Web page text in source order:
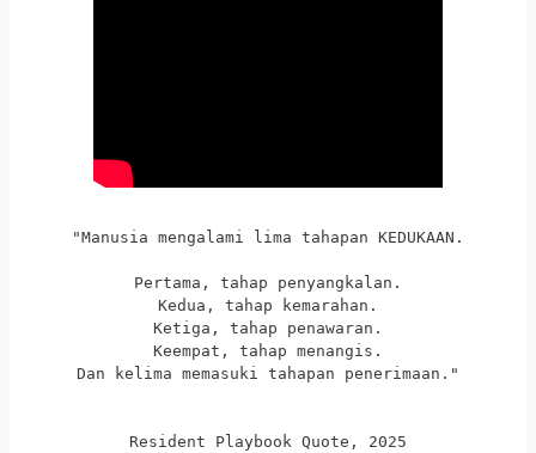
"Manusia mengalami lima tahapan KEDUKAAN.
Pertama, tahap penyangkalan.
Kedua, tahap kemarahan.
Ketiga, tahap penawaran.
Keempat, tahap menangis.
Dan kelima memasuki tahapan penerimaan."
Resident Playbook Quote, 2025